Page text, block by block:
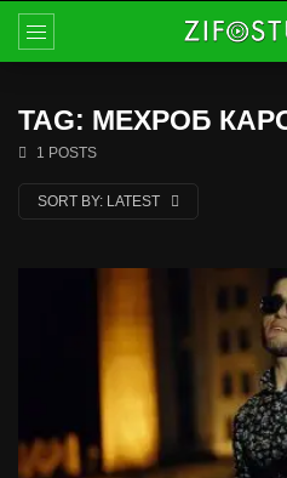
TAG: МЕХРОБ
1 POSTS
SORT BY: LATEST